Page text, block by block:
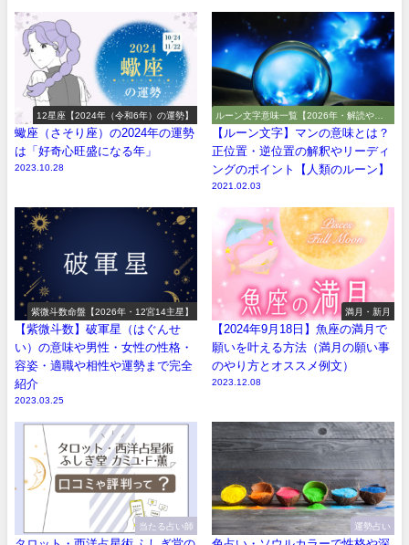
12星座【2024年（令和6年）の運勢】
蠍座（さそり座）の2024年の運勢
は「好奇心旺盛になる年」
2023.10.28
ルーン文字意味一覧【2026年・解読や解
釈やアルファベット】
【ルーン文字】マンの意味とは？
正位置・逆位置の解釈やリーディ
ングのポイント【人類のルーン】
2021.02.03
紫微斗数命盤【2026年・12宮14主星】
【紫微斗数】破軍星（はぐんせ
い）の意味や男性・女性の性格・
容姿・適職や相性や運勢まで完全
紹介
2023.03.25
満月・新月
【2024年9月18日】魚座の満月で
願いを叶える方法（満月の願い事
のやり方とオススメ例文）
2023.12.08
当たる占い師 運勢占い